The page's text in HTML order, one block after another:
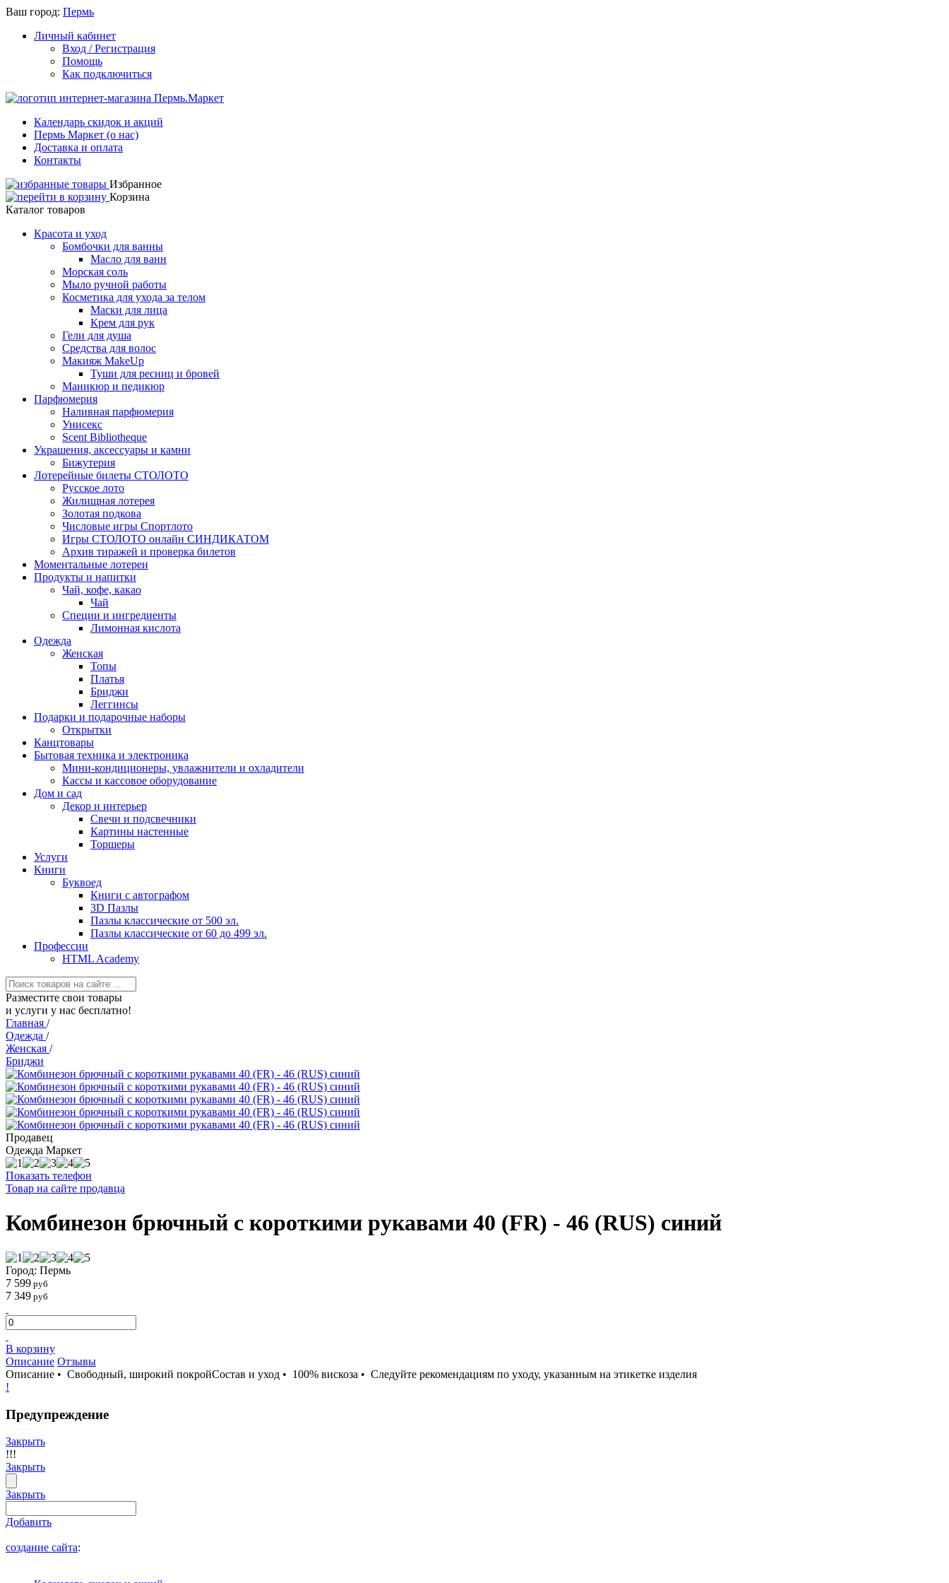
Ваш город: Пермь
Личный кабинет
Вход / Регистрация
Помощь
Как подключиться
Календарь скидок и акций
Пермь Маркет (о нас)
Доставка и оплата
Контакты
Избранное
Корзина
Каталог товаров
Красота и уход
Бомбочки для ванны
Масло для ванн
Морская соль
Мыло ручной работы
Косметика для ухода за телом
Маски для лица
Крем для рук
Гели для душа
Средства для волос
Макияж MakeUp
Туши для ресниц и бровей
Маникюр и педикюр
Парфюмерия
Наливная парфюмерия
Унисекс
Scent Bibliotheque
Украшения, аксессуары и камни
Бижутерия
Лотерейные билеты СТОЛОТО
Русское лото
Жилищная лотерея
Золотая подкова
Числовые игры Спортлото
Игры СТОЛОТО онлайн СИНДИКАТОМ
Архив тиражей и проверка билетов
Моментальные лотереи
Продукты и напитки
Чай, кофе, какао
Чай
Специи и ингредиенты
Лимонная кислота
Одежда
Женская
Топы
Платья
Бриджи
Леггинсы
Подарки и подарочные наборы
Открытки
Канцтовары
Бытовая техника и электроника
Мини-кондиционеры, увлажнители и охладители
Кассы и кассовое оборудование
Дом и сад
Декор и интерьер
Свечи и подсвечники
Картины настенные
Торшеры
Услуги
Книги
Буквоед
Книги с автографом
3D Пазлы
Пазлы классические от 500 эл.
Пазлы классические от 60 до 499 эл.
Профессии
HTML Academy
Разместите свои товары
и услуги у нас бесплатно!
Главная /
Одежда /
Женская /
Бриджи
Продавец
Одежда Маркет
Показать телефон
Товар на сайте продавца
Комбинезон брючный с короткими рукавами 40 (FR) - 46 (RUS) синий
Город: Пермь
7 599 руб
7 349 руб
В корзину
Описание Отзывы
Описание • Свободный, широкий покройСостав и уход • 100% вискоза • Следуйте рекомендациям по уходу, указанным на этикетке изделия
!
Предупреждение
Закрыть
!!!
Закрыть
Закрыть
Добавить
создание сайта: